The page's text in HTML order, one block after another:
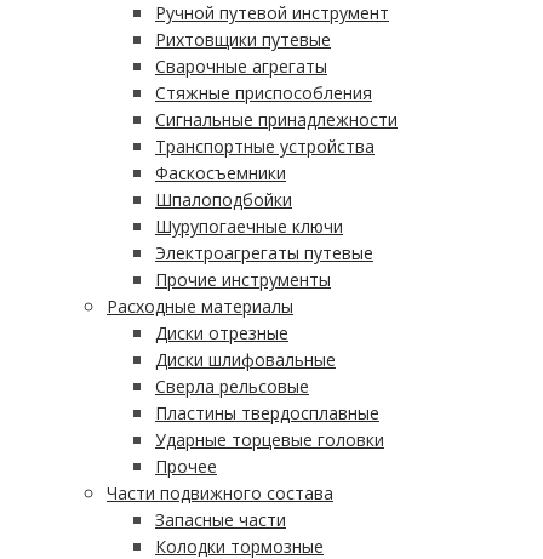
Ручной путевой инструмент
Рихтовщики путевые
Сварочные агрегаты
Стяжные приспособления
Сигнальные принадлежности
Транспортные устройства
Фаскосъемники
Шпалоподбойки
Шурупогаечные ключи
Электроагрегаты путевые
Прочие инструменты
Расходные материалы
Диски отрезные
Диски шлифовальные
Сверла рельсовые
Пластины твердосплавные
Ударные торцевые головки
Прочее
Части подвижного состава
Запасные части
Колодки тормозные